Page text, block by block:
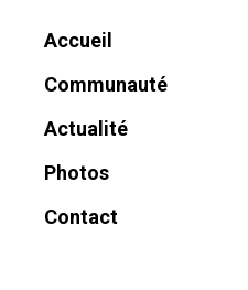
Accueil
Communauté
Historique
Charte
Nom
Actualité
Photos
Contact